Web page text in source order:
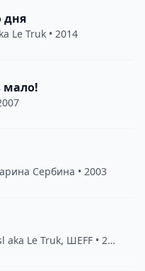
дня
Le Truk • 2014
мало!
Сербина • 2003
aka Le Truk, ШЕFF • 2017